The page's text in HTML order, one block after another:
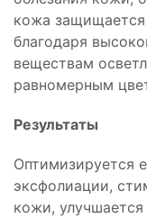
кожа защищается
благодаря
веществам
равномерным
Результаты
Оптимизируется
эксфолиации,
кожи,